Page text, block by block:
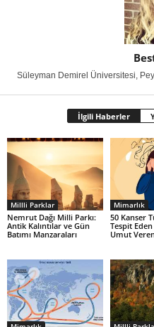
Süleyman Demirel Üniversitesi,
İlgili Haberler
Millli Parklar
Nemrut Dağı Milli Parkı:
Antik Kalıntılar ve Gün
Batımı Manzaraları
Mimarlık
50 Kanser
Tespit
Umut